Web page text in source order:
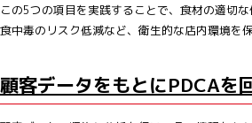
この5つの項目を実践することで、食材の適切な
食中毒のリスク低減など、衛生的な店内環境を
顧客データをもとにPDCAを